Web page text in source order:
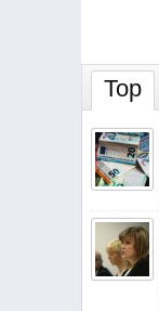
Top